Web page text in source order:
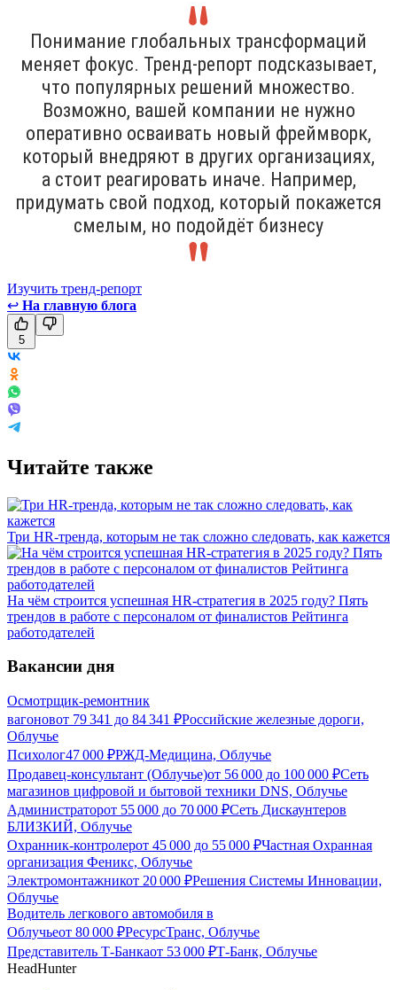
Понимание глобальных трансформаций
меняет фокус. Тренд-репорт подсказывает,
что популярных решений множество.
Возможно, вашей компании не нужно
оперативно осваивать новый фреймворк,
который внедряют в других организациях,
а стоит реагировать иначе. Например,
придумать свой подход, который покажется
смелым, но подойдёт бизнесу
Изучить тренд-репорт
↩ На главную блога
5
Читайте также
Три HR-тренда, которым не так сложно следовать, как кажется
На чём строится успешная HR-стратегия в 2025 году? Пять
трендов в работе с персоналом от финалистов Рейтинга
работодателей
Вакансии дня
Осмотрщик-ремонтник
вагоновот 79 341 до 84 341 ₽Российские железные дороги,
Облучье
Психолог47 000 ₽РЖД-Медицина, Облучье
Продавец-консультант (Облучье)от 56 000 до 100 000 ₽Сеть
магазинов цифровой и бытовой техники DNS, Облучье
Администраторот 55 000 до 70 000 ₽Сеть Дискаунтеров
БЛИЗКИЙ, Облучье
Охранник-контролерот 45 000 до 55 000 ₽Частная Охранная
организация Феникс, Облучье
Электромонтажникот 20 000 ₽Решения Системы Инновации,
Облучье
Водитель легкового автомобиля в
Облучьеот 80 000 ₽РесурсТранс, Облучье
Представитель Т-Банкаот 53 000 ₽Т-Банк, Облучье
HeadHunter